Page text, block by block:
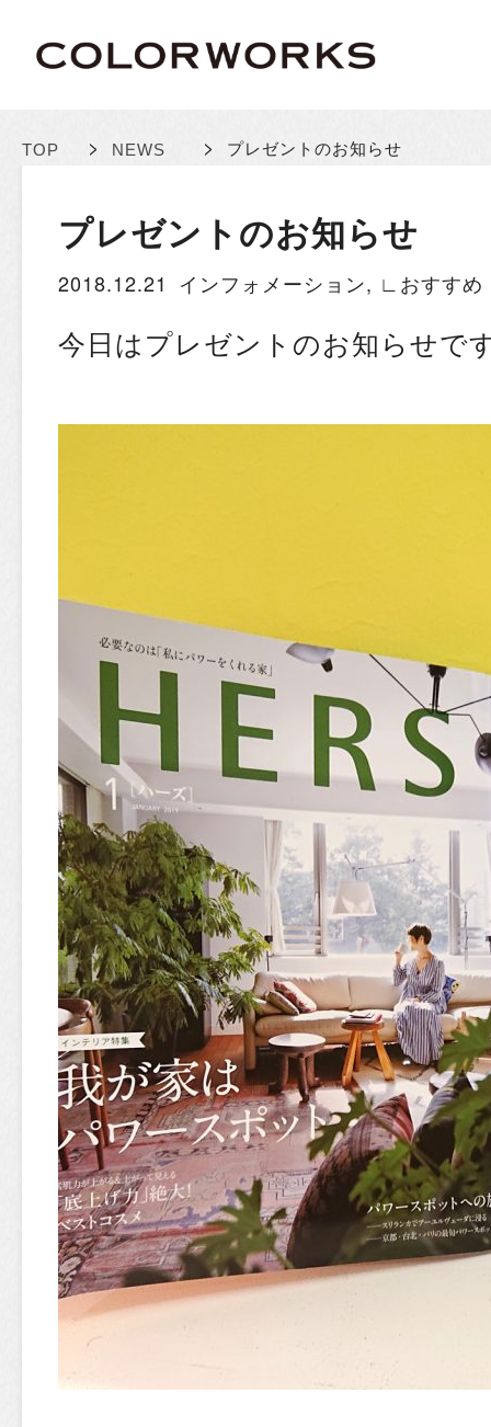
TOP > NEWS > プレゼントのお知らせ
プレゼントのお知らせ
2018.12.21 インフォメーション, ∟おすすめ
今日はプレゼントのお知らせで